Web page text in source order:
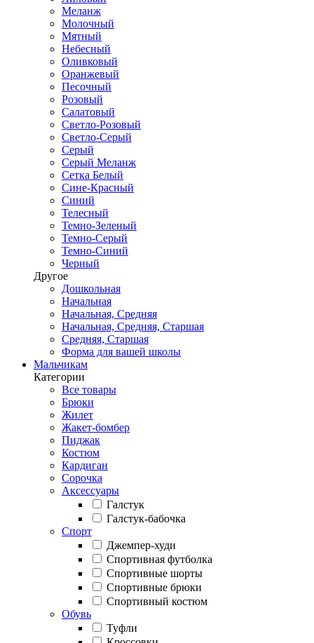
Меланж
Молочный
Мятный
Небесный
Оливковый
Оранжевый
Песочный
Розовый
Салатовый
Светло-Розовый
Светло-Серый
Серый
Серый Меланж
Сетка Белый
Сине-Красный
Синий
Телесный
Темно-Зеленый
Темно-Серый
Темно-Синий
Черный
Другое
Дошкольная
Начальная
Начальная, Средняя
Начальная, Средняя, Старшая
Средняя, Старшая
Форма для вашей школы
Мальчикам
Категории
Все товары
Брюки
Жилет
Жакет-бомбер
Пиджак
Костюм
Кардиган
Сорочка
Аксессуары
Галстук
Галстук-бабочка
Спорт
Джемпер-худи
Спортивная футболка
Спортивные шорты
Спортивные брюки
Спортивный костюм
Обувь
Туфли